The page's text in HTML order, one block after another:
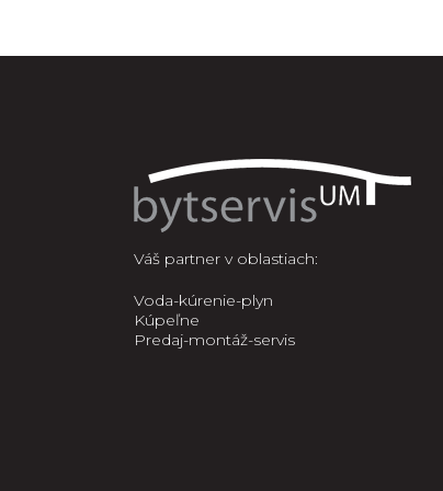
Váš partner v oblastiach:
Voda-kúrenie-plyn
Kúpeľne
Predaj-montáž-servis